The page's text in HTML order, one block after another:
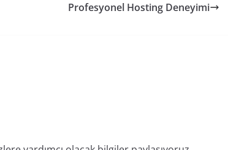
Profesyonel Hosting Deneyimi